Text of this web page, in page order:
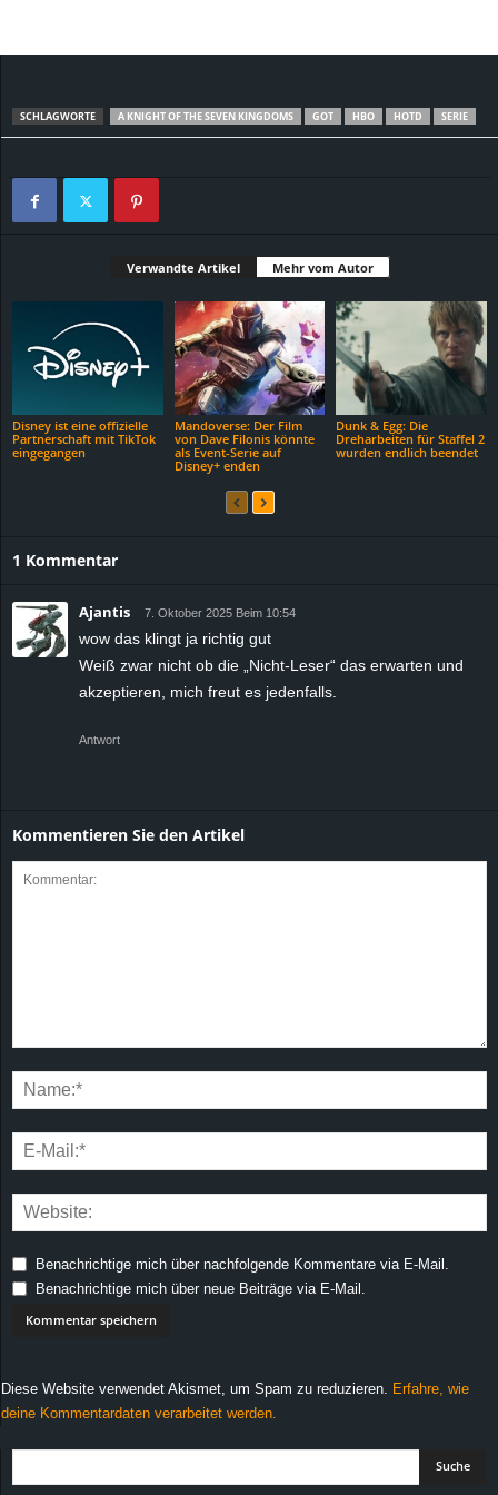
SCHLAGWORTE A KNIGHT OF THE SEVEN KINGDOMS GOT HBO HOTD SERIE
Verwandte Artikel Mehr vom Autor
Disney ist eine offizielle
Partnerschaft mit TikTok
eingegangen
Mandoverse: Der Film
von Dave Filonis könnte
als Event-Serie auf
Disney+ enden
Dunk & Egg: Die
Dreharbeiten für Staffel 2
wurden endlich beendet
1 Kommentar
Ajantis 7. Oktober 2025 Beim 10:54
wow das klingt ja richtig gut
Weiß zwar nicht ob die „Nicht-Leser“ das erwarten und
akzeptieren, mich freut es jedenfalls.
Antwort
Kommentieren Sie den Artikel
Benachrichtige mich über nachfolgende Kommentare via E-Mail.
Benachrichtige mich über neue Beiträge via E-Mail.
Diese Website verwendet Akismet, um Spam zu reduzieren.
Erfahre, wie
deine Kommentardaten verarbeitet werden.